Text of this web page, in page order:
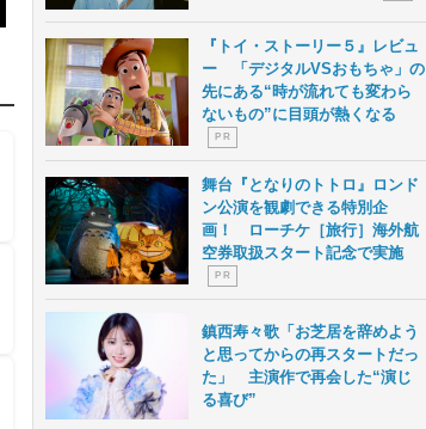
『トイ・ストーリー５』レビュ
ー 「デジタルVSおもちゃ」の
先にある“時が流れても変わら
ないもの”に目頭が熱くなる
P R
舞台『となりのトトロ』ロンド
ン公演を観劇できる特別企
画！ ローチケ［旅行］海外航
空券取扱スタート記念で実施
P R
鎮西寿々歌「お芝居を辞めよう
と思ってからの再スタートだっ
た」 主演作で再会した“演じ
る喜び”